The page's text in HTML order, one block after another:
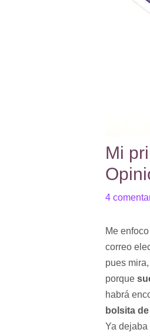
Mi
4
Me
correo
pues
porque
habrá
bolsita
Ya